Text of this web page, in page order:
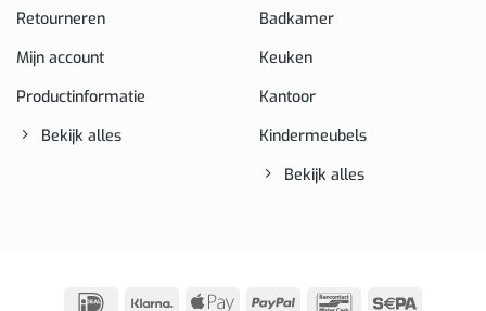
Retourneren
Mijn account
Productinformatie
Bekijk alles
Badkamer
Keuken
Kantoor
Kindermeubels
Bekijk alles
IDeal Klarna Apple PayPal Bancontact